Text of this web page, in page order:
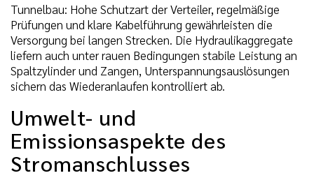
Tunnelbau: Hohe Schutzart der Verteiler, regelmäßige
Prüfungen und klare Kabelführung gewährleisten die
Versorgung bei langen Strecken. Die Hydraulikaggregate
liefern auch unter rauen Bedingungen stabile Leistung an
Spaltzylinder und Zangen, Unterspannungsauslösungen
sichern das Wiederanlaufen kontrolliert ab.
Umwelt- und
Emissionsaspekte des
Stromanschlusses